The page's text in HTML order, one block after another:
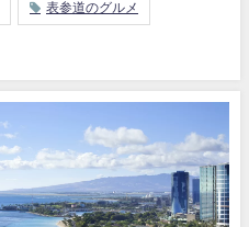
表参道のグルメ